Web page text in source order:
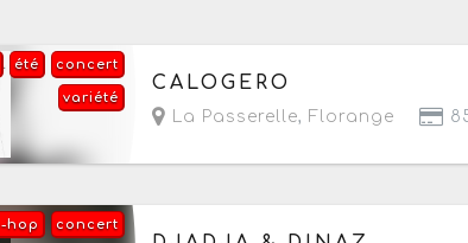
concert
été
variété
Le vendredi 25 septembre 2026
CALOGERO
La Passerelle, Florange
concert
hop
Le samedi 26 septembre 2026